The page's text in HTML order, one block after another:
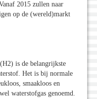
2015 zullen naar
op de (wereld)markt
is de belangrijkste
Het is bij normale
smaakloos en
waterstofgas genoemd.